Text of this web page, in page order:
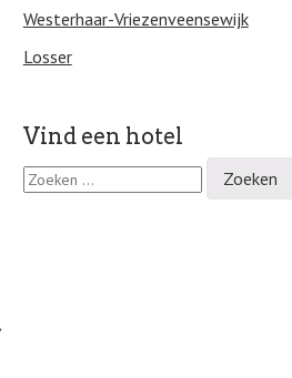
Westerhaar-Vriezenveensewijk
Losser
Vind een hotel
Z
o